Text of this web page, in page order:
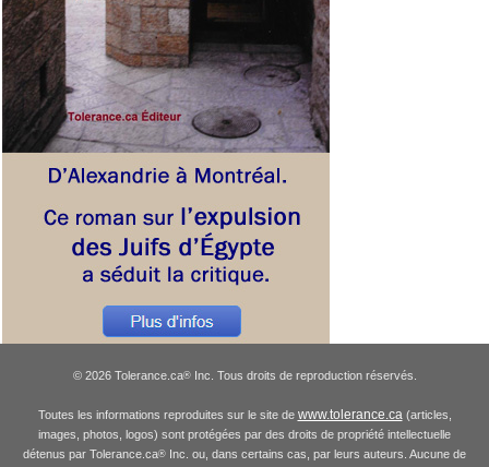
© 2026 Tolerance.ca®Inc. Tous droits de reproduction réservés.
Toutes les informations reproduites sur le site de www.tolerance.ca(articles,
images, photos, logos) sont protégées par des droits de propriété intellectuelle
détenus par Tolerance.ca® Inc. ou, dans certains cas, par leurs auteurs. Aucune de